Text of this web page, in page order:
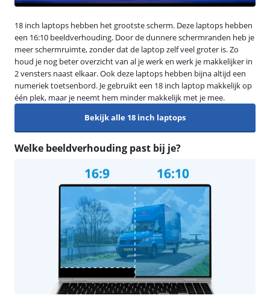
18 inch laptops hebben het grootste scherm. Deze laptops hebben
een 16:10 beeldverhouding. Door de dunnere schermranden heb je
meer schermruimte, zonder dat de laptop zelf veel groter is. Zo
houd je nog beter overzicht van al je werk en werk je makkelijker in
2 vensters naast elkaar. Ook deze laptops hebben bijna altijd een
numeriek toetsenbord. Je gebruikt een 18 inch laptop makkelijk op
één plek, maar je neemt hem minder makkelijk met je mee.
Bekijk alle 18 inch laptops
Welke beeldverhouding past bij je?